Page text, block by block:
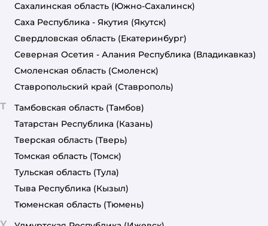
Сахалинская область (Южно-Сахалинск)
Саха Республика - Якутия (Якутск)
Свердловская область (Екатеринбург)
Северная Осетия - Алания Республика (Владикавказ)
Смоленская область (Смоленск)
Ставропольский край (Ставрополь)
Т Тамбовская область (Тамбов)
Татарстан Республика (Казань)
Тверская область (Тверь)
Томская область (Томск)
Тульская область (Тула)
Тыва Республика (Кызыл)
Тюменская область (Тюмень)